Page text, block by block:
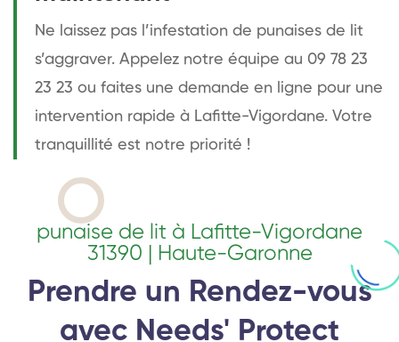
Ne laissez pas l’infestation de punaises de lit
s’aggraver. Appelez notre équipe au 09 78 23
23 23 ou faites une demande en ligne pour une
intervention rapide à Lafitte-Vigordane. Votre
tranquillité est notre priorité !
punaise de lit à Lafitte-Vigordane
31390 | Haute-Garonne
Prendre un Rendez-vous
avec Needs' Protect